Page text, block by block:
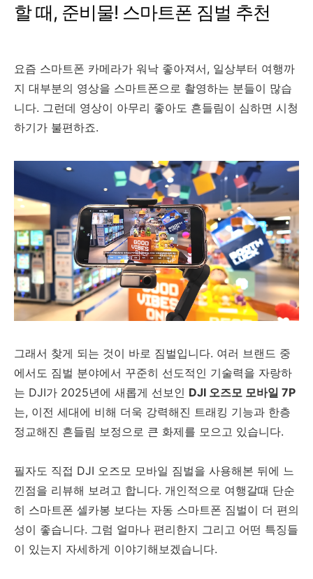
할 때, 준비물! 스마트폰 짐벌 추천
요즘 스마트폰 카메라가 워낙 좋아져서, 일상부터 여행까
지 대부분의 영상을 스마트폰으로 촬영하는 분들이 많습
니다. 그런데 영상이 아무리 좋아도 흔들림이 심하면 시청
하기가 불편하죠.
그래서 찾게 되는 것이 바로 짐벌입니다. 여러 브랜드 중
에서도 짐벌 분야에서 꾸준히 선도적인 기술력을 자랑하
는 DJI가 2025년에 새롭게 선보인 DJI 오즈모 모바일 7P
는, 이전 세대에 비해 더욱 강력해진 트래킹 기능과 한층
정교해진 흔들림 보정으로 큰 화제를 모으고 있습니다.
필자도 직접 DJI 오즈모 모바일 짐벌을 사용해본 뒤에 느
낀점을 리뷰해 보려고 합니다. 개인적으로 여행갈때 단순
히 스마트폰 셀카봉 보다는 자동 스마트폰 짐벌이 더 편의
성이 좋습니다. 그럼 얼마나 편리한지 그리고 어떤 특징들
이 있는지 자세하게 이야기해보겠습니다.